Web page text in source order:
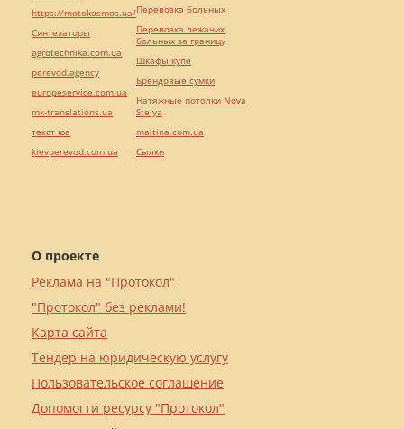
О проекте
Реклама на "Протокол"
"Протокол" без реклами!
Карта сайта
Тендер на юридическую услугу
Пользовательское соглашение
Допомогти ресурсу "Протокол"
https://motokosmos.ua/
Синтезаторы
agrotechnika.com.ua
perevod.agency
europeservice.com.ua
mk-translations.ua
текст юа
kievperevod.com.ua
Перевозка больных
Перевозка лежачих
больных за границу
Шкафы купе
Брендовые сумки
Натяжные потолки Nova
Stelya
maltina.com.ua
Cылки